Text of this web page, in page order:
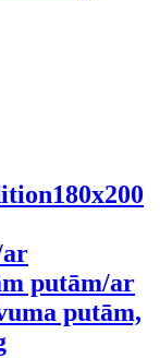
180x200
ar
putām/ar
putām,